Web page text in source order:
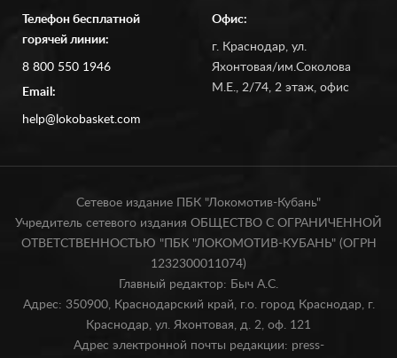
Телефон бесплатной
горячей линии:
8 800 550 1946
Email:
help@lokobasket.com
Офис:
г. Краснодар, ул.
Яхонтовая/им.Соколова
М.Е., 2/74, 2 этаж, офис
Сетевое издание ПБК "Локомотив-Кубань"
Учредитель сетевого издания ОБЩЕСТВО С ОГРАНИЧЕННОЙ
ОТВЕТСТВЕННОСТЬЮ "ПБК "ЛОКОМОТИВ-КУБАНЬ" (ОГРН
1232300011074)
Главный редактор: Быч А.С.
Адрес: 350900, Краснодарский край, г.о. город Краснодар, г.
Краснодар, ул. Яхонтовая, д. 2, оф. 121
Адрес электронной почты редакции: press-